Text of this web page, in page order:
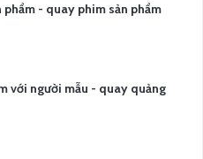
phẩm - quay phim sản phẩm
với người mẫu - quay quảng